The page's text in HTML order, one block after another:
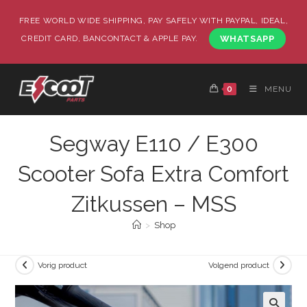
FREE WORLD WIDE SHIPPING, PAY SAFELY WITH PAYPAL, IDEAL,
CREDIT CARD, BANCONTACT & APPLE PAY.
WHATSAPP
0 MENU
Segway E110 / E300
Scooter Sofa Extra Comfort
Zitkussen – MSS
> Shop
Vorig product Volgend product